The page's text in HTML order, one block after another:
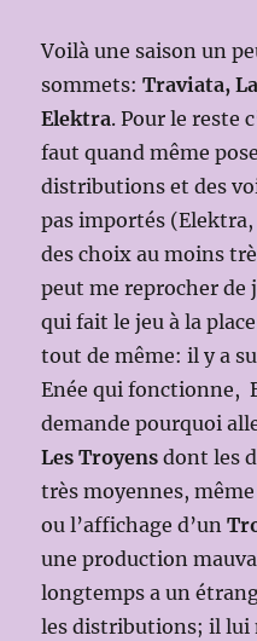
Voilà une saison un
sommets:Traviata,
Elektra. Pour le reste
faut quand même
distributions et des
pas importés
des choix au moins
peut me reprocher
qui fait le jeu à la
tout de même: il y a
Enée qui fonctionne,
demande pourquoi
Les Troyens dont les
très moyennes,
ou l’affichage d’un
une production
longtemps a un
les distributions; il lui